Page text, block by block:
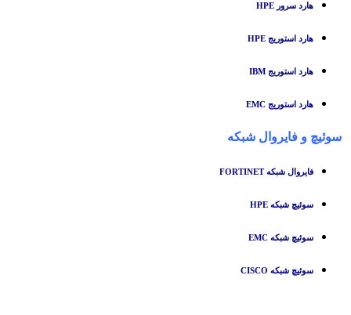
هارد سرور HPE
هارد استوریج HPE
هارد استوریج IBM
هارد استوریج EMC
سوئیچ و فایروال شبکه
فایروال شبکه FORTINET
سوئیچ شبکه HPE
سوئیچ شبکه EMC
سوئیچ شبکه CISCO